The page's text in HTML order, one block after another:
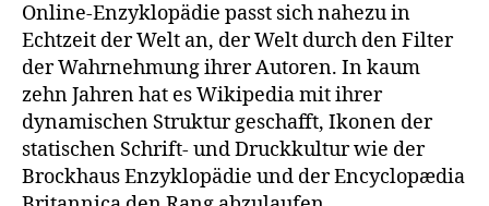
Online-Enzyklopädie passt sich nahezu in
Echtzeit der Welt an, der Welt durch den Filter
der Wahrnehmung ihrer Autoren. In kaum
zehn Jahren hat es Wikipedia mit ihrer
dynamischen Struktur geschafft, Ikonen der
statischen Schrift- und Druckkultur wie der
Brockhaus Enzyklopädie und der Encyclopædia